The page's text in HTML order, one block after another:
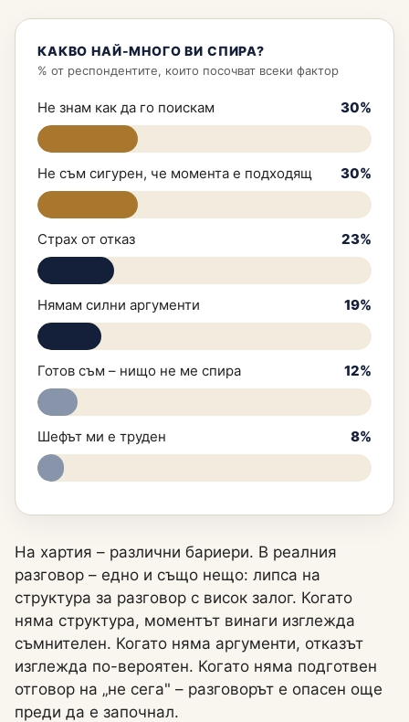
КАКВО НАЙ-МНОГО ВИ СПИРА?
% от респондентите, които посочват всеки фактор
Не знам как да го поискам 30%
Не съм сигурен, че момента е подходящ 30%
Страх от отказ 23%
Нямам силни аргументи 19%
Готов съм – нищо не ме спира 12%
Шефът ми е труден 8%
На хартия – различни бариери. В реалния
разговор – едно и също нещо: липса на
структура за разговор с висок залог. Когато
няма структура, моментът винаги изглежда
съмнителен. Когато няма аргументи, отказът
изглежда по-вероятен. Когато няма подготвен
отговор на „не сега" – разговорът е опасен още
преди да е започнал.